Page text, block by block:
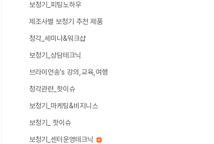
보청기_피팅노하우
제조사별 보청기 추천 제품
청각_세미나&워크샵
보청기_상담테크닉
브라이언송's 강의,교육,여행
청각관련_핫이슈
보청기_마케팅&비지니스
보청기_ 핫이슈
보청기_센터운영테크닉